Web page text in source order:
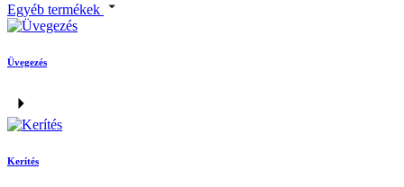
Egyéb termékek
Üvegezés
Kerítés